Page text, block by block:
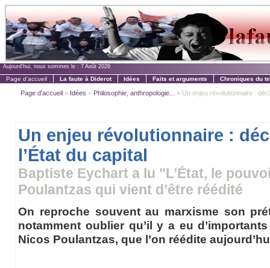
Aujourd'hui, nous sommes le : 7 Août 2026
Page d'accueil La faute à Diderot Idées Faits et arguments Chroniques du
Page d'accueil » Idées » Philosophie, anthropologie... » Un enjeu révolutionnaire :
Un enjeu révolutionnaire :
l’État du capital
Baptiste Eychart a lu "L’État, le
Poulantzas qui vient d’être réédité
On reproche souvent au marxisme son
notamment oublier qu’il y a eu
Nicos Poulantzas, que l’on réédite